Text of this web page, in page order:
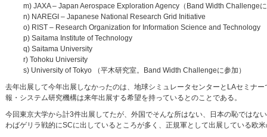
m) JAXA – Japan Aerospace Exploration Agency（Band Width Challenge
n) NAREGI – Japanese National Research Grid Initiative
o) RIST – Research Organization for Information Science and Technology
p) Saitama Institute of Technology
q) Saitama University
r) Tohoku University
s) University of Tokyo （平木研究室。Band Width Challengeに参加）
去年出展して今年出展しなかったのは、地球シミュレータセンターとLAセミナ
報・システム研究機構は来年出展する希望を持っているとのことである。
今回東京大学から計3件出展してたが、外国でそんな所はない、日本の恥では
わばゲリラ戦的にSCに出しているところが多く、正規軍として出展している欧